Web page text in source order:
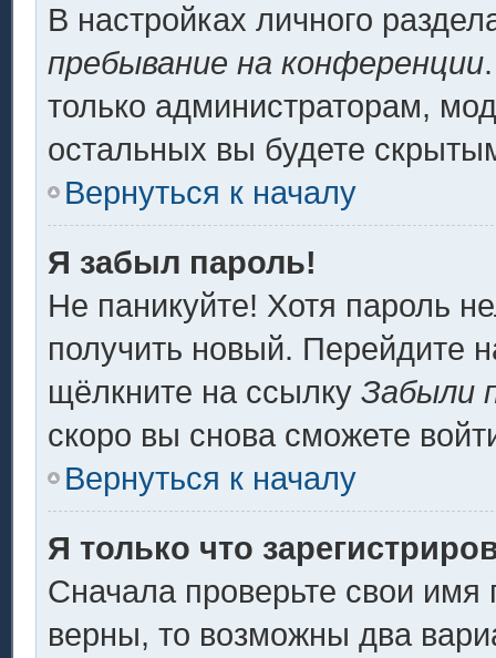
В настройках личного
пребывание на конференции
только администраторам,
остальных вы будете
Вернуться к началу
Я забыл пароль!
Не паникуйте! Хотя пароль
получить новый. Перейдите
щёлкните на ссылку Забыли
скоро вы снова сможете
Вернуться к началу
Я только что
Сначала проверьте свои имя
верны, то возможны два